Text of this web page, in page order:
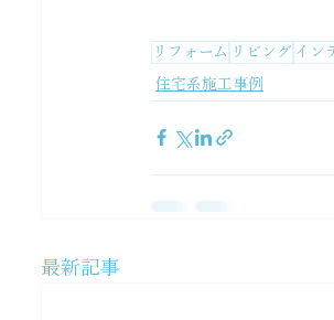
リフォーム リビング イン
住宅系施工事例
最新記事